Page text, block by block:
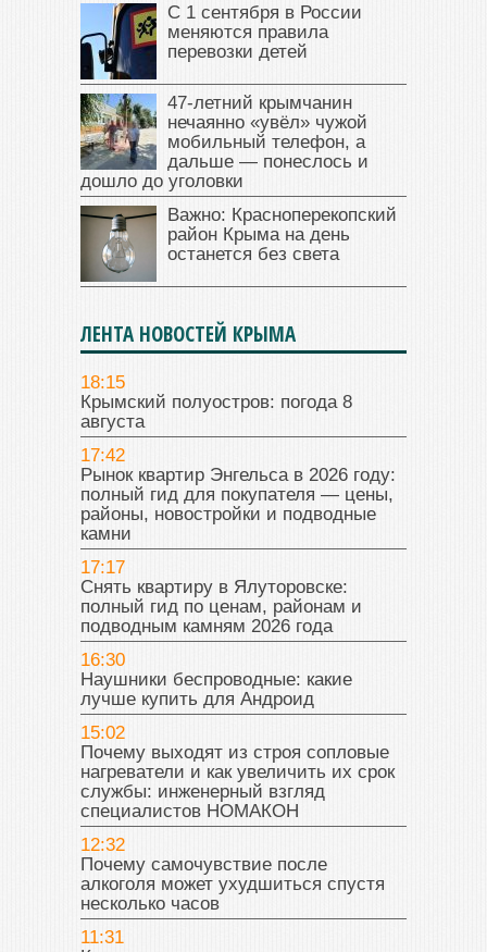
С 1 сентября в России
меняются правила
перевозки детей
47‑летний крымчанин
нечаянно «увёл» чужой
мобильный телефон, а
дальше — понеслось и
дошло до уголовки
Важно: Красноперекопский
район Крыма на день
останется без света
ЛЕНТА НОВОСТЕЙ КРЫМА
18:15
Крымский полуостров: погода 8
августа
17:42
Рынок квартир Энгельса в 2026 году:
полный гид для покупателя — цены,
районы, новостройки и подводные
камни
17:17
Снять квартиру в Ялуторовске:
полный гид по ценам, районам и
подводным камням 2026 года
16:30
Наушники беспроводные: какие
лучше купить для Андроид
15:02
Почему выходят из строя сопловые
нагреватели и как увеличить их срок
службы: инженерный взгляд
специалистов НОМАКОН
12:32
Почему самочувствие после
алкоголя может ухудшиться спустя
несколько часов
11:31